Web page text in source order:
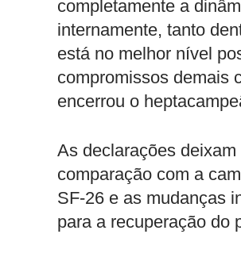
completamente a
internamente, tanto
está no melhor nível
compromissos demais
encerrou o
As declarações
comparação com a
SF-26 e as mudanças
para a recuperação do